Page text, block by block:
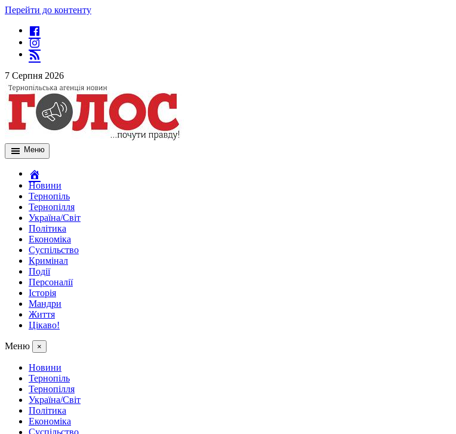
Перейти до контенту
7 Серпня 2026
Меню
Новини
Тернопіль
Тернопілля
Україна/Світ
Політика
Економіка
Суспільство
Кримінал
Події
Персоналії
Історія
Мандри
Життя
Цікаво!
Меню ×
Новини
Тернопіль
Тернопілля
Україна/Світ
Політика
Економіка
Суспільство